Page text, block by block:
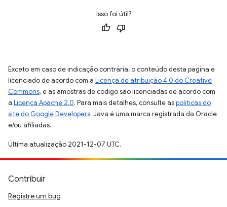
Isso foi útil?
Exceto em caso de indicação contrária, o conteúdo desta página é
licenciado de acordo com a Licença de atribuição 4.0 do Creative
Commons, e as amostras de código são licenciadas de acordo com
a Licença Apache 2.0. Para mais detalhes, consulte aspolíticas do
site do Google Developers. Java é uma marca registrada da Oracle
e/ou afiliadas.
Última atualização 2021-12-07 UTC.
Contribuir
Registre um bug